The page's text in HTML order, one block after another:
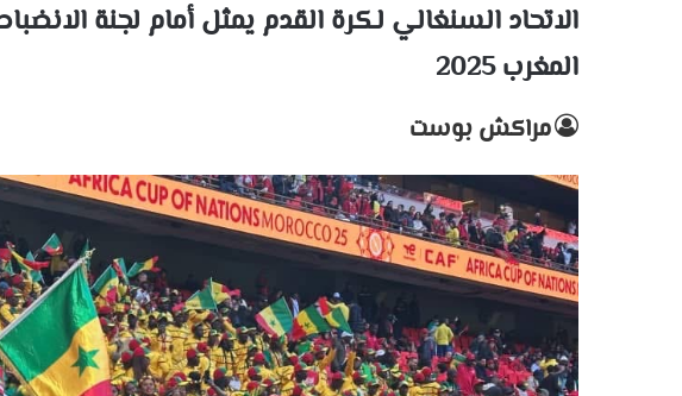
الاتحاد السنغالي لكرة القدم يمثل أمام لجنة
المغرب 2025
مراكش بوست